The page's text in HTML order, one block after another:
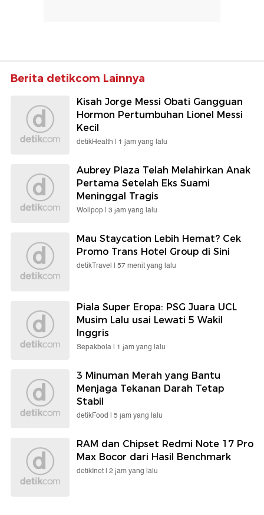
Berita detikcom Lainnya
Kisah Jorge Messi Obati Gangguan
Hormon Pertumbuhan Lionel Messi
Kecil
detikHealth | 1 jam yang lalu
Aubrey Plaza Telah Melahirkan Anak
Pertama Setelah Eks Suami
Meninggal Tragis
Wolipop | 3 jam yang lalu
Mau Staycation Lebih Hemat? Cek
Promo Trans Hotel Group di Sini
detikTravel | 57 menit yang lalu
Piala Super Eropa: PSG Juara UCL
Musim Lalu usai Lewati 5 Wakil
Inggris
Sepakbola | 1 jam yang lalu
3 Minuman Merah yang Bantu
Menjaga Tekanan Darah Tetap
Stabil
detikFood | 5 jam yang lalu
RAM dan Chipset Redmi Note 17 Pro
Max Bocor dari Hasil Benchmark
detikInet | 2 jam yang lalu